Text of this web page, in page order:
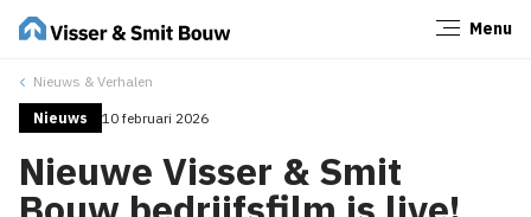
Menu
Nieuws & Verhalen
Nieuws 10 februari 2026
Nieuwe Visser & Smit
Sluiten